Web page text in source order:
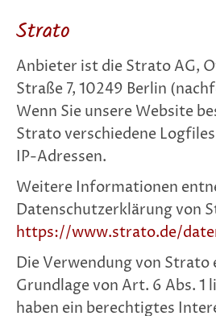
Strato
Anbieter ist die Strato AG,
Straße 7, 10249 Berlin
Wenn Sie unsere Website
Strato verschiedene
IP-Adressen.
Weitere Informationen
Datenschutzerklärung von
https://www.strato.de/
Die Verwendung von
Grundlage von Art. 6 Abs. 1
haben ein berechtigtes